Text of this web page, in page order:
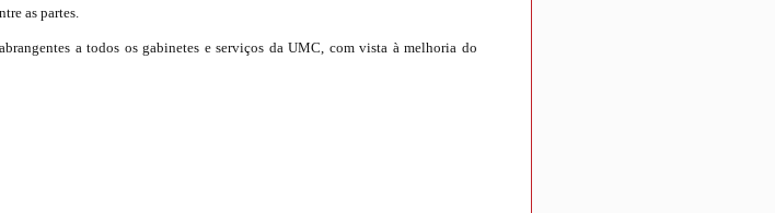
as partes.
a todos os gabinetes e serviços da UMC, com vista à melhoria do